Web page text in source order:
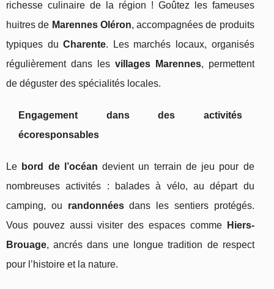
richesse culinaire de la région ! Goûtez les fameuses
huitres de Marennes Oléron, accompagnées de produits
typiques duCharente. Les marchés locaux, organisés
régulièrement dans les villages Marennes, permettent
de déguster des spécialités locales.
Engagement dans des activités
écoresponsables
Le bord de l’océan devient un terrain de jeu pour de
nombreuses activités : balades à vélo, au départ du
camping, ou randonnéesdans les sentiers protégés.
Vous pouvez aussi visiter des espaces comme
Hiers-
Brouage, ancrés dans une longue tradition de respect
pour l’histoire et la nature.